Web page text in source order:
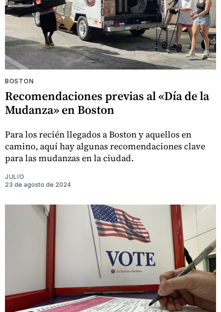
BOSTON
Recomendaciones previas al «Día de la
Mudanza» en Boston
Para los recién llegados a Boston y aquellos en
camino, aquí hay algunas recomendaciones clave
para las mudanzas en la ciudad.
JULIO
23 de agosto de 2024